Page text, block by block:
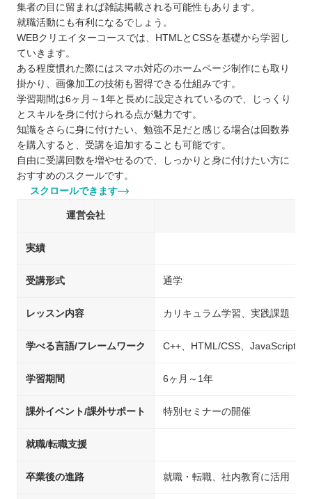
集者の目に留まれば雑誌掲載される可能性もあります。
就職活動にも有利になるでしょう。
WEBクリエイターコースでは、HTMLとCSSを基礎から学習し
ていきます。
ある程度慣れた際にはスマホ対応のホームページ制作にも取り
掛かり、画像加工の技術も習得できる仕組みです。
学習期間は6ヶ月～1年と長めに設定されているので、じっくり
とスキルを身に付けられる点が魅力です。
知識をさらに身に付けたい、勉強不足だと感じる場合は回数券
を購入すると、受講を追加することも可能です。
自由に受講回数を増やせるので、しっかりと身に付けたい方に
おすすめのスクールです。
スクロールできます
運営会社
実績
受講形式 通学
レッスン内容 カリキュラム学習、実践課題
学べる言語/フレームワーク C++、HTML/CSS、JavaScript
学習期間 6ヶ月～1年
課外イベント/課外サポート 特別セミナーの開催
就職/転職支援
卒業後の進路 就職・転職、社内教育に活用